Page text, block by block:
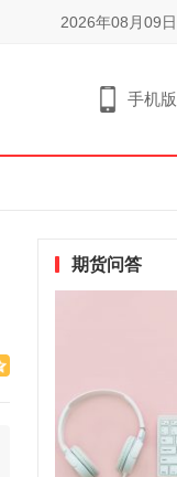
2026年08月09日
手机版
期货问答